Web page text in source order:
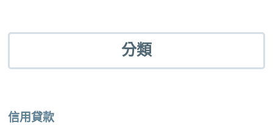
分類
信用貸款